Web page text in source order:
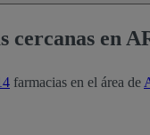
cercanas en
farmacias en el área de